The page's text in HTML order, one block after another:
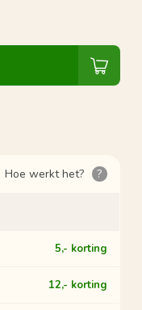
Hoe werkt het? ?
5,- korting
12,- korting